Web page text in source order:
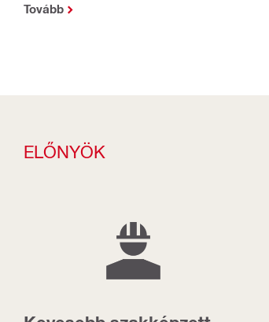
Tovább
ELŐNYÖK